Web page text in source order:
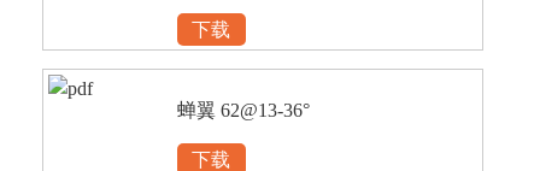
下载
蝉翼 62@13-36°
下载